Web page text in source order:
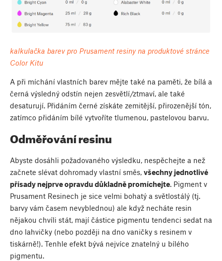
kalkulačka barev pro Prusament resiny na produktové stránce
Color Kitu
A při míchání vlastních barev mějte také na paměti, že bílá a
černá výsledný odstín nejen zesvětlí/ztmaví, ale také
desaturují. Přidáním černé získáte zemitější, přirozenější tón,
zatímco přidáním bílé vytvoříte tlumenou, pastelovou barvu.
Odměřování resinu
Abyste dosáhli požadovaného výsledku, nespěchejte a než
začnete slévat dohromady vlastní směs, všechny jednotlivé
přísady nejprve opravdu důkladně promíchejte. Pigment v
Prusament Resinech je sice velmi bohatý a světlostálý (tj.
barvy vám časem nevyblednou) ale když necháte resin
nějakou chvíli stát, mají částice pigmentu tendenci sedat na
dno lahvičky (nebo později na dno vaničky s resinem v
tiskárně!). Tenhle efekt bývá nejvíce znatelný u bílého
pigmentu.